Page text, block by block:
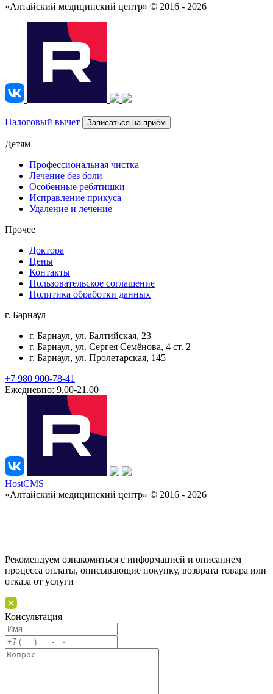
«Алтайский медицинский центр» © 2016 - 2026
Налоговый вычет Записаться на приём
Детям
Профессиональная чистка
Лечение без боли
Особенные ребятишки
Исправление прикуса
Удаление и лечение
Прочее
Доктора
Цены
Контакты
Пользовательское соглашение
Политика обработки данных
г. Барнаул
г. Барнаул, ул. Балтийская, 23
г. Барнаул, ул. Сергея Семёнова, 4 ст. 2
г. Барнаул, ул. Пролетарская, 145
+7 980 900-78-41
Ежедневно: 9.00-21.00
HostCMS
«Алтайский медицинский центр» © 2016 - 2026
Рекомендуем ознакомиться с информацией и описанием
процессa оплаты, описывающие покупку, возврата товара или
отказа от услуги
Консультация